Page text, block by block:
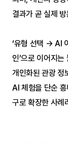
결과가 곧 실제
‘유형 선택 → AI
인’으로 이어지는
개인화된 관광 정
AI 체험을 단순
구로 확장한 사례